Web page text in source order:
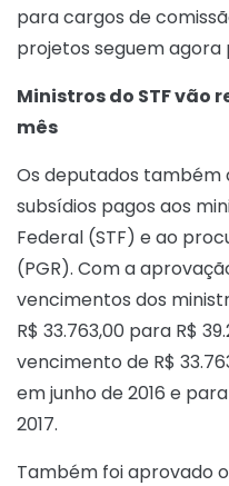
para cargos de
projetos seguem agora
Ministros do STF vão
mês
Os deputados
subsídios pagos aos
Federal (STF) e ao
(PGR). Com a
vencimentos dos
R$ 33.763,00 para R$
vencimento de R$
em junho de 2016 e
2017.
Também foi aprovado